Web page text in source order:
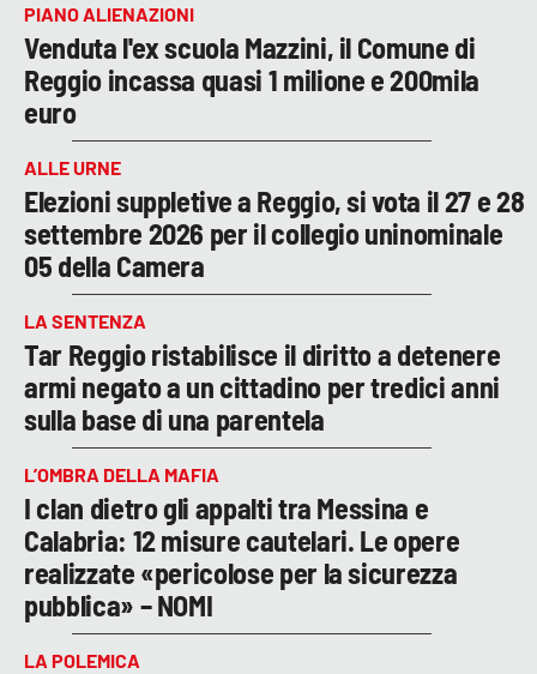
PIANO ALIENAZIONI
Venduta l'ex scuola Mazzini, il Comune di
Reggio incassa quasi 1 milione e 200mila
euro
ALLE URNE
Elezioni suppletive a Reggio, si vota il 27 e 28
settembre 2026 per il collegio uninominale
05 della Camera
LA SENTENZA
Tar Reggio ristabilisce il diritto a detenere
armi negato a un cittadino per tredici anni
sulla base di una parentela
L’OMBRA DELLA MAFIA
I clan dietro gli appalti tra Messina e
Calabria: 12 misure cautelari. Le opere
realizzate «pericolose per la sicurezza
pubblica» – NOMI
LA POLEMICA